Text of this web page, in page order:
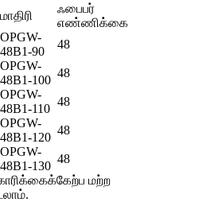
மாதிரி
ஃபைபர்
எண்ணிக்கை
OPGW-
48B1-90
48
OPGW-
48B1-100
48
OPGW-
48B1-110
48
OPGW-
48B1-120
48
OPGW-
48B1-130
48
மற்ற